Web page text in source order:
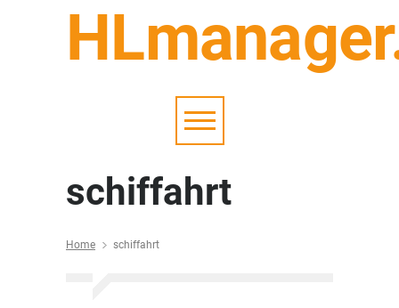
schiffahrt
Home schiffahrt